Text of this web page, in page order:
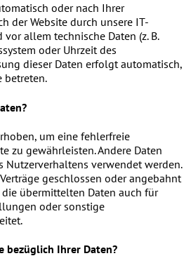
oder nach Ihrer
der Website durch unsere IT-
vor allem technische Daten (z. B.
oder Uhrzeit des
dieser Daten erfolgt automatisch,
betreten.
um eine fehlerfreie
zu gewährleisten. Andere Daten
Nutzerverhaltens verwendet werden.
geschlossen oder angebahnt
übermittelten Daten auch für
oder sonstige
bezüglich Ihrer Daten?